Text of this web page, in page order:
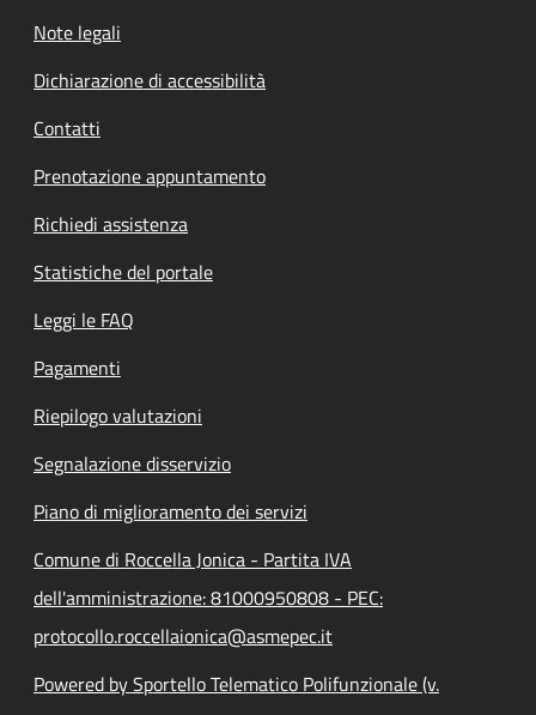
Note legali
Dichiarazione di accessibilità
Contatti
Prenotazione appuntamento
Richiedi assistenza
Statistiche del portale
Leggi le FAQ
Pagamenti
Riepilogo valutazioni
Segnalazione disservizio
Piano di miglioramento dei servizi
Comune di Roccella Jonica - Partita IVA
dell'amministrazione: 81000950808 - PEC:
protocollo.roccellaionica@asmepec.it
Powered by Sportello Telematico Polifunzionale (v.